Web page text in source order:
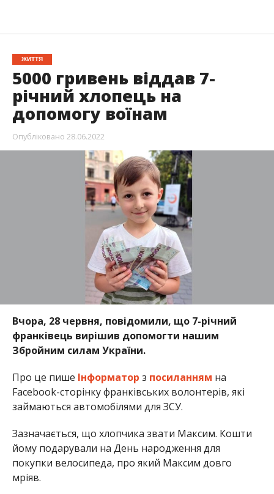
ЖИТТЯ
5000 гривень віддав 7-
річний хлопець на
допомогу воїнам
Опубліковано 28.06.2022
Вчора, 28 червня, повідомили, що 7-річний
франківець вирішив допомогти нашим
Збройним силам України.
Про це пише Інформатор з посиланням на
Facebook-сторінку франківських волонтерів, які
займаються автомобілями для ЗСУ.
Зазначається, що хлопчика звати Максим. Кошти
йому подарували на День народження для
покупки велосипеда, про який Максим довго
мріяв.